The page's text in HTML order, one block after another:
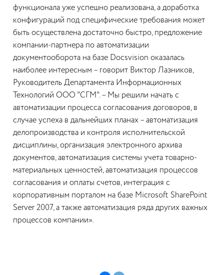
функционала уже успешно реализована, а доработка
конфигураций под специфические требования может
быть осуществлена достаточно быстро, предложение
компании-партнера по автоматизации
документооборота на базе Docsvision оказалась
наиболее интересным – говорит Виктор Лазников,
Руководитель Департамента Информационных
Технологий ООО "СГМ". – Мы решили начать с
автоматизации процесса согласования договоров, в
случае успеха в дальнейших планах – автоматизация
делопроизводства и контроля исполнительской
дисциплины, организация электронного архива
документов, автоматизация системы учета товарно-
материальных ценностей, автоматизация процессов
согласования и оплаты счетов, интеграция с
корпоративным порталом на базе Microsoft SharePoint
Server 2007, а также автоматизация ряда других важных
процессов компании».